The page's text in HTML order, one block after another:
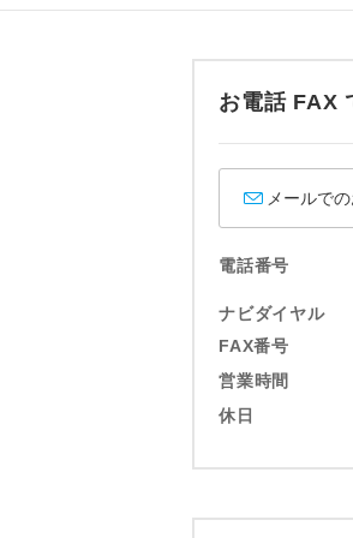
お電話 FAX
メールで
電話番号
ナビダイヤル
FAX番号
営業時間
休日